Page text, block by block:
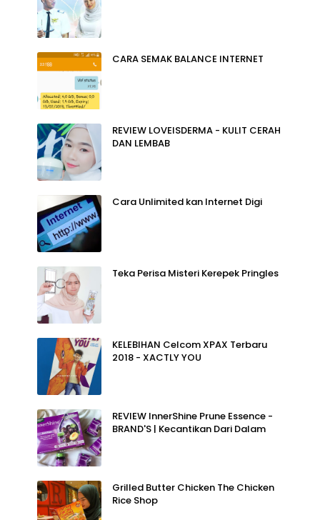
CARA SEMAK BALANCE INTERNET
REVIEW LOVEISDERMA - KULIT CERAH
DAN LEMBAB
Cara Unlimited kan Internet Digi
Teka Perisa Misteri Kerepek Pringles
KELEBIHAN Celcom XPAX Terbaru
2018 - XACTLY YOU
REVIEW InnerShine Prune Essence -
BRAND'S | Kecantikan Dari Dalam
Grilled Butter Chicken The Chicken
Rice Shop